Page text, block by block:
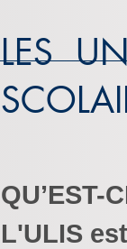
LES
QU’EST-
L'ULIS